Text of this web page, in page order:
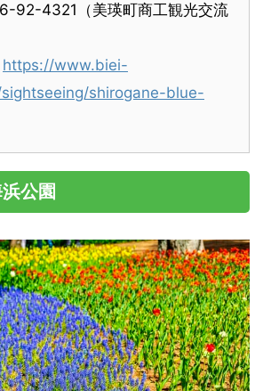
92-4321（美瑛町商工観光交流
https://www.biei-
shirogane-blue-
公園